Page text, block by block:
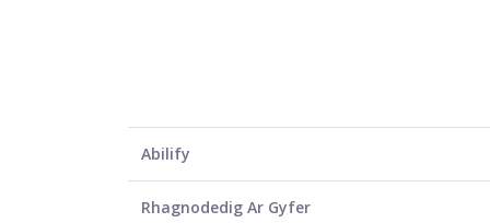
Abilify
Rhagnodedig Ar Gyfer